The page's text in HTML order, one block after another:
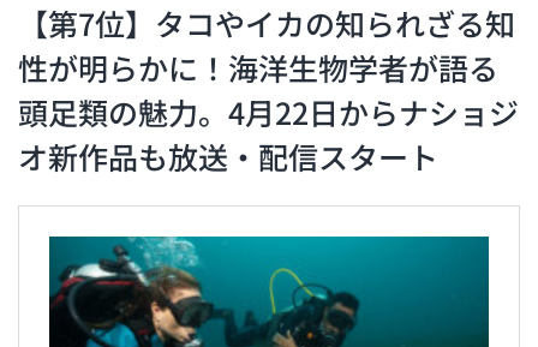
【第7位】タコやイカの知られざる知
性が明らかに！海洋生物学者が語る
頭足類の魅力。4月22日からナショジ
オ新作品も放送・配信スタート